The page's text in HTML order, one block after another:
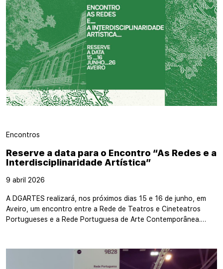
Encontros
Reserve a data para o Encontro “As Redes e a
Interdisciplinaridade Artística”
9 abril 2026
A DGARTES realizará, nos próximos dias 15 e 16 de junho, em
Aveiro, um encontro entre a Rede de Teatros e Cineteatros
Portugueses e a Rede Portuguesa de Arte Contemporânea.…